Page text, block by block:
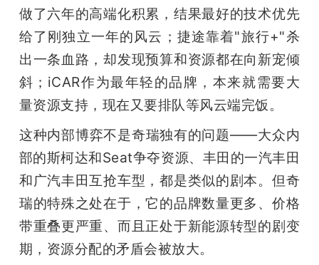
做了六年的高端化积累，结果最好的技术优先
给了刚独立一年的风云；捷途靠着"旅行+"杀
出一条血路，却发现预算和资源都在向新宠倾
斜；iCAR作为最年轻的品牌，本来就需要大
量资源支持，现在又要排队等风云端完饭。
这种内部博弈不是奇瑞独有的问题——大众内
部的斯柯达和Seat争夺资源、丰田的一汽丰田
和广汽丰田互抢车型，都是类似的剧本。但奇
瑞的特殊之处在于，它的品牌数量更多、价格
带重叠更严重、而且正处于新能源转型的剧变
期，资源分配的矛盾会被放大。